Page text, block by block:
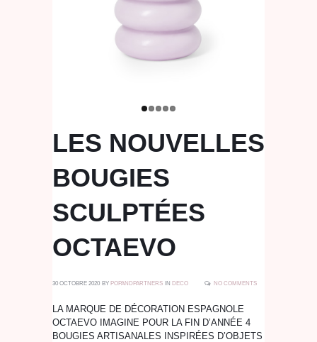
LES NOUVELLES
BOUGIES
SCULPTÉES
OCTAEVO
30 OCTOBRE 2020 BY POPANDPARTNERS IN DECO NO COMMENTS
LA MARQUE DE DÉCORATION ESPAGNOLE
OCTAEVO IMAGINE POUR LA FIN D’ANNÉE 4
BOUGIES ARTISANALES INSPIRÉES D’OBJETS